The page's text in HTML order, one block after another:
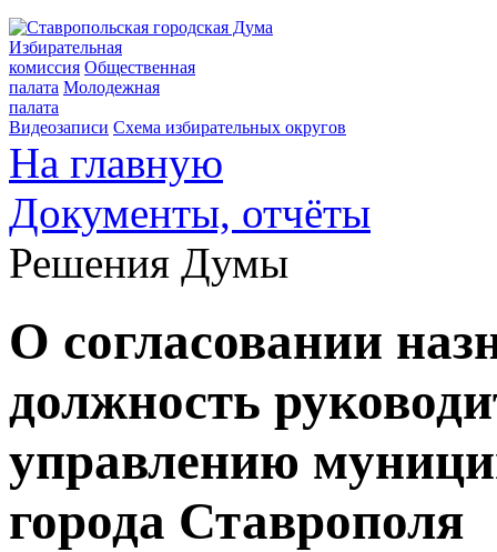
Избирательная
комиссия Общественная
палата Молодежная
палата
Видеозаписи Схема избирательных округов
На главную
Документы, отчёты
Решения Думы
О согласовании
должность
управлению
города Ставрополя